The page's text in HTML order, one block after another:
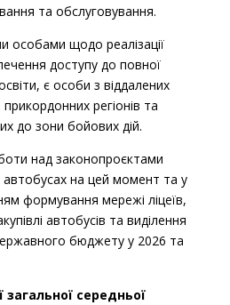
та обслуговування.
особами щодо реалізації
доступу до повної
є особи з віддалених
прикордонних регіонів та
до зони бойових дій.
над законопроєктами
на цей момент та у
формування мережі ліцеїв,
автобусів та виділення
бюджету у 2026 та
середньої